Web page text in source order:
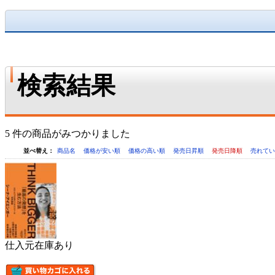
検索結果
5 件の商品がみつかりました
並べ替え： 商品名 価格が安い順 価格の高い順 発売日昇順 発売日降順 売れて
仕入元在庫あり